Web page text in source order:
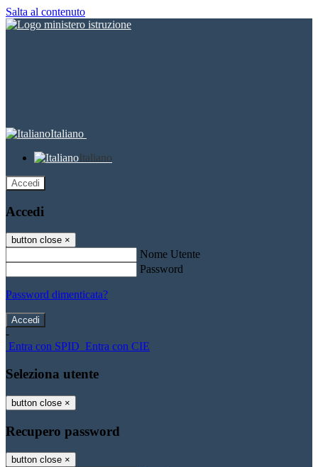
Salta al contenuto
Italiano
Italiano
Accedi
Accedi
button close ×
Nome Utente
Password
Password dimenticata?
-
Entra con SPID Entra con CIE
Seleziona utente
button close ×
Recupero password
button close ×